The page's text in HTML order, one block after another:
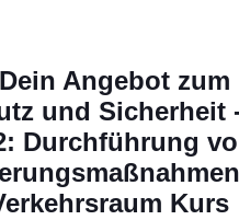
Angebot zum
und Sicherheit
Durchführung
Kurs